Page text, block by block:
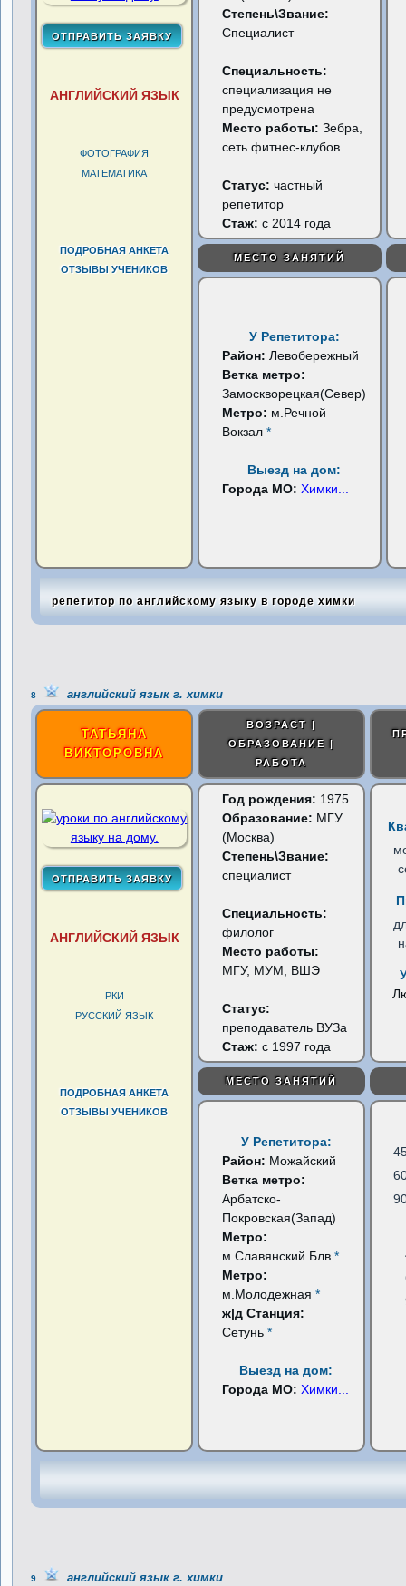
АНГЛИЙСКИЙ ЯЗЫК
ФОТОГРАФИЯ
МАТЕМАТИКА
ПОДРОБНАЯ АНКЕТА
ОТЗЫВЫ УЧЕНИКОВ
Степень\Звание:
Специалист
Специальность:
специализация не
предусмотрена
Место работы: Зебра,
сеть фитнес-клубов
Статус:частный
репетитор
Стаж: с 2014 года
МЕСТО ЗАНЯТИЙ
У Репетитора:
Район:Левобережный
Ветка метро:
Замоскворецкая(Север)
Метро: м.Речной
Вокзал*
Выезд на дом:
Города МО:Химки
репетитор по английскому языку в городе химки
8 английский язык г. химки
ТАТЬЯНА
ВИКТОРОВНА
ВОЗРАСТ |
ОБРАЗОВАНИЕ |
РАБОТА
АНГЛИЙСКИЙ ЯЗЫК
РКИ
РУССКИЙ ЯЗЫК
ПОДРОБНАЯ АНКЕТА
ОТЗЫВЫ УЧЕНИКОВ
Год рождения: 1975
Образование: МГУ
(Москва)
Степень\Звание:
специалист
Специальность:
филолог
Место работы:
МГУ, МУМ, ВШЭ
Статус:
преподаватель ВУЗа
Стаж: с 1997 года
МЕСТО ЗАНЯТИЙ
У Репетитора:
Район: Можайский
Ветка метро:
Арбатско-
Покровская(Запад)
Метро:
м.Славянский Блв*
Метро:
м.Молодежная*
ж|д Станция:
Сетунь*
Выезд на дом:
Города МО:Химки
9 английский язык г. химки